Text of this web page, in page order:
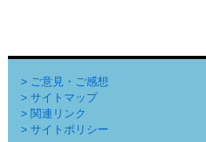
> ご意見・ご感想
> サイトマップ
> 関連リンク
> サイトポリシー